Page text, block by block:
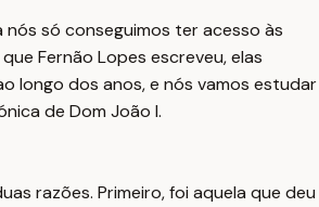
só conseguimos ter acesso às
Fernão Lopes escreveu, elas
longo dos anos, e nós vamos estudar
de Dom João I.
razões. Primeiro, foi aquela que deu